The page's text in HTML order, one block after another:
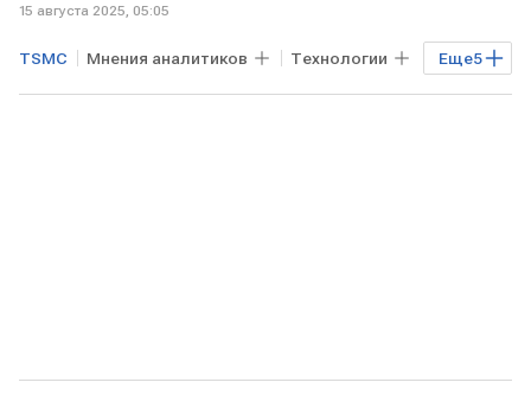
15 августа 2025, 05:05
Еще5
TSMC Мнения аналитиков Технологии
США ВАШИНГТОН КИТАЙ ЕС